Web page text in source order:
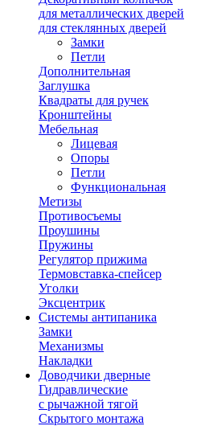
для металлических дверей
для стеклянных дверей
Замки
Петли
Дополнительная
Заглушка
Квадраты для ручек
Кронштейны
Мебельная
Лицевая
Опоры
Петли
Функциональная
Метизы
Противосъемы
Проушины
Пружины
Регулятор прижима
Термовставка-спейсер
Уголки
Эксцентрик
Системы антипаника
Замки
Механизмы
Накладки
Доводчики дверные
Гидравлические
с рычажной тягой
Скрытого монтажа